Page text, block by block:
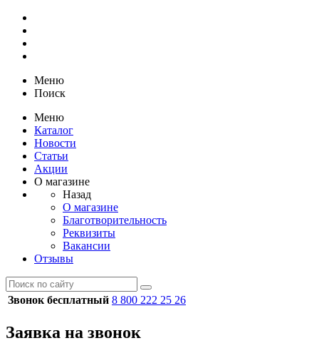
Меню
Поиск
Меню
Каталог
Новости
Статьи
Акции
О магазине
Назад
О магазине
Благотворительность
Реквизиты
Вакансии
Отзывы
Звонок бесплатный 8 800 222 25 26
Заявка на звонок